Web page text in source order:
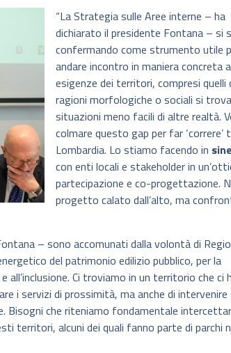
“La Strategia sulle Aree interne – ha
dichiarato il presidente Fontana – si
confermando come strumento utile
andare incontro in maniera concreta
esigenze dei territori, compresi quelli
ragioni morfologiche o sociali si
situazioni meno facili di altre realtà.
colmare questo gap per far
Lombardia. Lo stiamo facendo in
con enti locali e stakeholder in
partecipazione e co-progettazione.
progetto calato dall’alto, ma
– sono accomunati dalla volontà di
del patrimonio edilizio pubblico, per la
all’inclusione. Ci troviamo in un territorio che ci
i servizi di prossimità, ma anche di intervenire
Bisogni che riteniamo fondamentale
territori, alcuni dei quali fanno parte di parchi